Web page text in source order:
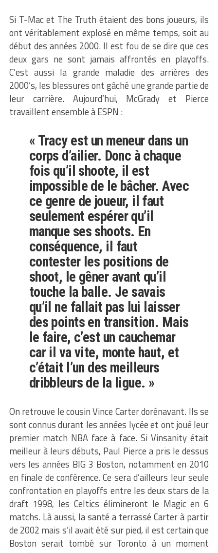
Si T-Mac et The Truth étaient des bons joueurs, ils
ont véritablement explosé en même temps, soit au
début des années 2000. Il est fou de se dire que ces
deux gars ne sont jamais affrontés en playoffs.
C’est aussi la grande maladie des arrières des
2000’s, les blessures ont gâché une grande partie de
leur carrière. Aujourd’hui, McGrady et Pierce
travaillent ensemble à ESPN :
« Tracy est un meneur dans un
corps d’ailier. Donc à chaque
fois qu’il shoote, il est
impossible de le bâcher. Avec
ce genre de joueur, il faut
seulement espérer qu’il
manque ses shoots. En
conséquence, il faut
contester les positions de
shoot, le gêner avant qu’il
touche la balle. Je savais
qu’il ne fallait pas lui laisser
des points en transition. Mais
le faire, c’est un cauchemar
car il va vite, monte haut, et
c’était l’un des meilleurs
dribbleurs de la ligue. »
On retrouve le cousin Vince Carter dorénavant. Ils se
sont connus durant les années lycée et ont joué leur
premier match NBA face à face. Si Vinsanity était
meilleur à leurs débuts, Paul Pierce a pris le dessus
vers les années BIG 3 Boston, notamment en 2010
en finale de conférence. Ce sera d’ailleurs leur seule
confrontation en playoffs entre les deux stars de la
draft 1998, les Celtics élimineront le Magic en 6
matchs. Là aussi, la santé a terrassé Carter à partir
de 2002 mais s’il avait été sur pied, il est certain que
Boston serait tombé sur Toronto à un moment